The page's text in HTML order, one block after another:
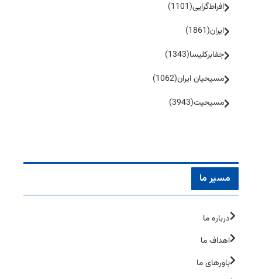
افراط‌گرایی(1101)
ایران(1861)
جفا‌بر‌کلیسا(1343)
مسیحیان ایران(1062)
مسیحیت(3943)
مسیر ما
درباره ما
اهداف ما
باورهای ما